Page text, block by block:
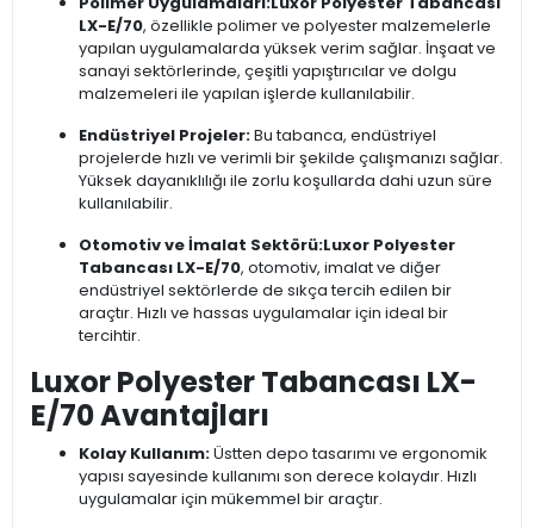
LX-E/70, özellikle polimer ve polyester malzemelerle
yapılan uygulamalarda yüksek verim sağlar. İnşaat ve
sanayi sektörlerinde, çeşitli yapıştırıcılar ve dolgu
malzemeleri ile yapılan işlerde kullanılabilir.
Endüstriyel Projeler:Bu tabanca, endüstriyel
projelerde hızlı ve verimli bir şekilde çalışmanızı sağlar.
Yüksek dayanıklılığı ile zorlu koşullarda dahi uzun süre
kullanılabilir.
Otomotiv ve İmalat Sektörü:Luxor Polyester
Tabancası LX-E/70, otomotiv, imalat ve diğer
endüstriyel sektörlerde de sıkça tercih edilen bir
araçtır. Hızlı ve hassas uygulamalar için ideal bir
tercihtir.
Luxor Polyester Tabancası LX-
E/70 Avantajları
Kolay Kullanım:Üstten depo tasarımı ve ergonomik
yapısı sayesinde kullanımı son derece kolaydır. Hızlı
uygulamalar için mükemmel bir araçtır.